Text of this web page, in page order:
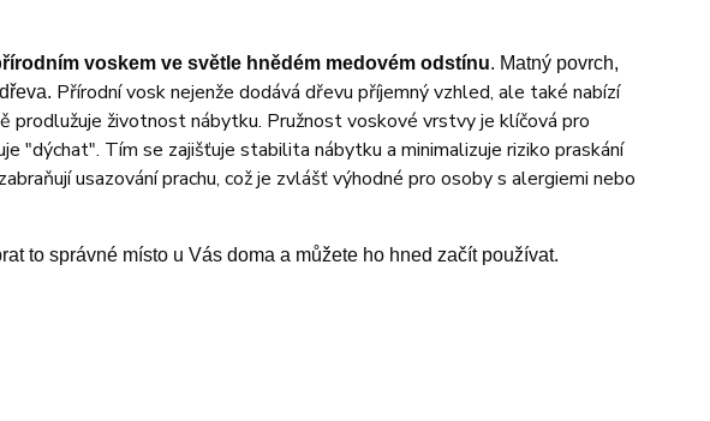
voskem ve světle hnědém medovém odstínu. Matný povrch,
Přírodní vosk nejenže dodává dřevu příjemný vzhled, ale také nabízí
prodlužuje životnost nábytku. Pružnost voskové vrstvy je klíčová pro
"dýchat". Tím se zajišťuje stabilita nábytku a minimalizuje riziko praskání
usazování prachu, což je zvlášť výhodné pro osoby s alergiemi nebo
to správné místo u Vás doma a můžete ho hned začít používat.